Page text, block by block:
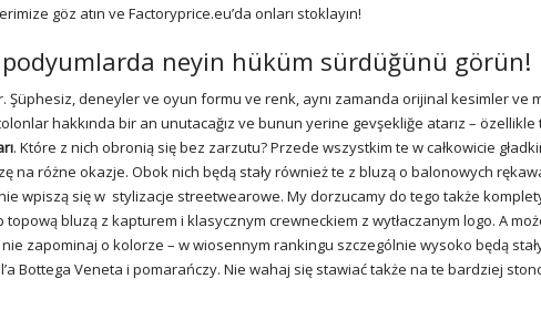
göz atın ve Factoryprice.eu’da onları stoklayın!
neyin hüküm sürdüğünü görün!
Şüphesiz, deneyler ve oyun formu ve renk, aynı zamanda orijinal kesimler ve
hakkında bir an unutacağız ve bunun yerine gevşekliğe atarız –
. Które z nich obronią się bez zarzutu? Przede wszystkim te w całkowicie
na różne okazje. Obok nich będą stały również te z bluzą o balonowych
wpiszą się w stylizacje streetwearowe. My dorzucamy do tego także
bluzą z kapturem i klasycznym crewneckiem z wytłaczanym logo. A
zapominaj o kolorze – w wiosennym rankingu szczególnie wysoko będą
Bottega Veneta i pomarańczy. Nie wahaj się stawiać także na te bardziej